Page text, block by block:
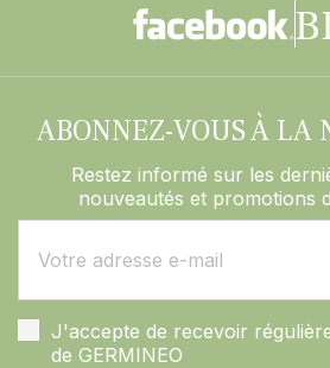
ABONNEZ-VOUS À LA
Restez informé sur les
nouveautés et promotions
J'accepte de recevoir
de GERMINEO